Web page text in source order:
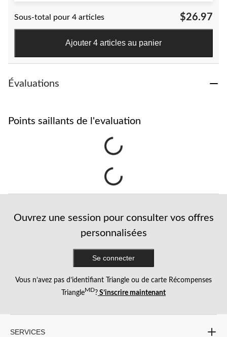
Sous-total pour 4 articles $26.97
Ajouter 4 articles au panier
Évaluations
Points saillants de l'evaluation
Ouvrez une session pour consulter vos offres
personnalisées
Se connecter
Vous n’avez pas d’identifiant Triangle ou de carte Récompenses
TriangleMD? S’inscrire maintenant
SERVICES